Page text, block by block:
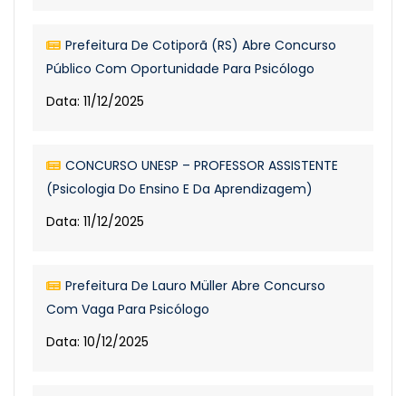
Prefeitura De Cotiporã (RS) Abre Concurso
Público Com Oportunidade Para Psicólogo
Data: 11/12/2025
CONCURSO UNESP – PROFESSOR ASSISTENTE
(Psicologia Do Ensino E Da Aprendizagem)
Data: 11/12/2025
Prefeitura De Lauro Müller Abre Concurso
Com Vaga Para Psicólogo
Data: 10/12/2025